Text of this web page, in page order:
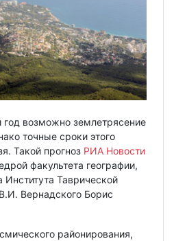
возможно землетрясение
точные сроки этого
Такой прогноз РИА Новости
факультета географии,
Института Таврической
Вернадского Борис
районирования,